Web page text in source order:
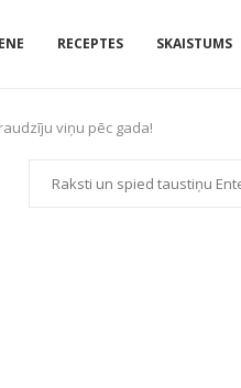
RECEPTES SKAISTUMS
viņu pēc gada!